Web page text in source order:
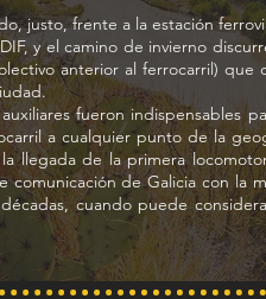
justo, frente a la estación
y el camino de invierno
anterior al ferrocarril)
fueron
a cualquier punto de la
llegada de la primera
comunicación de Galicia con la
cuando puede